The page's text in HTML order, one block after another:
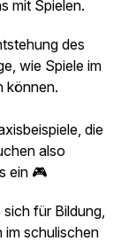
mit Spielen.
des
wie Spiele im
können.
die
also
ein 🎮
für Bildung,
im schulischen